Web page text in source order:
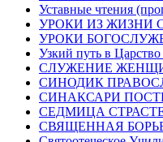
Уставные чтения
УРОКИ ИЗ ЖИЗНИ
УРОКИ
Узкий путь в
СЛУЖЕНИЕ
СИНОДИК
СИНАКСАРИ
СЕДМИЦА
СВЯЩЕННАЯ